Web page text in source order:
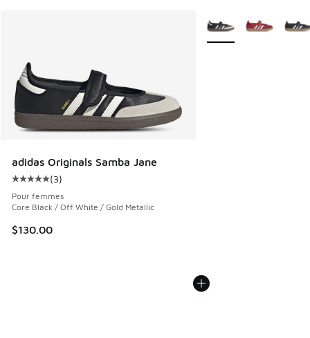
adidas Originals Samba Jane
Cote moyenne du client - [5 sur 5 étoiles], 3 commentaires
(3)
Pour femmes
Core Black / Off White / Gold Metallic
$130.00
Plus de couleurs